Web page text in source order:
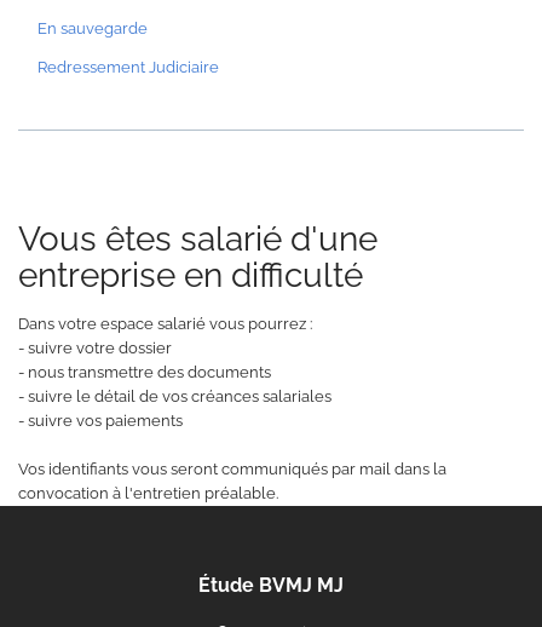
En sauvegarde
Redressement Judiciaire
Vous êtes salarié d'une
entreprise en difficulté
Dans votre espace salarié vous pourrez :
- suivre votre dossier
- nous transmettre des documents
- suivre le détail de vos créances salariales
- suivre vos paiements
Vos identifiants vous seront communiqués par mail dans la
convocation à l'entretien préalable.
Étude BVMJ MJ